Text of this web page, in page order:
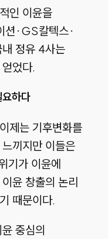
인 이윤을
션·GS칼텍스·
정유 4사는
었다.
하다
제는 기후변화를
끼지만 이들은
기가 이윤에
윤 창출의 논리
때문이다.
중심의